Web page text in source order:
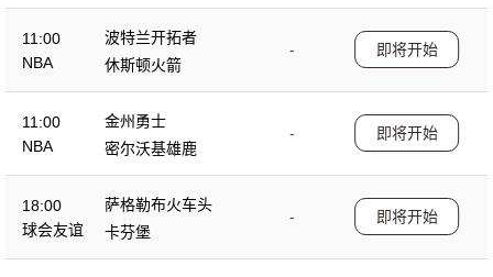
11:00
NBA
波特兰开拓者
-
休斯顿火箭
即将开始
11:00
NBA
金州勇士
-
密尔沃基雄鹿
即将开始
18:00
球会友谊
萨格勒布火车头
-
卡芬堡
即将开始